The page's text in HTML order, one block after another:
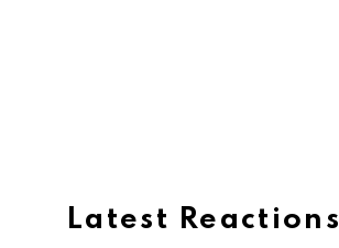
Latest Reactions